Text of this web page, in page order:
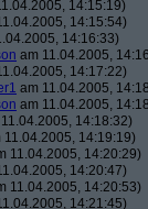
14:15:19)
14:15:54)
14:16:33)
am 11.04.2005,
14:17:22)
am 11.04.2005,
am 11.04.2005,
14:18:32)
11.04.2005, 14:19:19)
11.04.2005, 14:20:29)
14:20:47)
11.04.2005, 14:20:53)
14:21:45)